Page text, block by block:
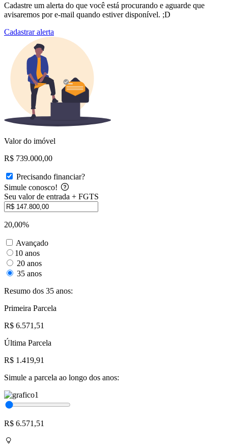
Cadastre um alerta do que você está procurando e aguarde que
avisaremos por e-mail quando estiver disponível. ;D
Cadastrar alerta
Valor do imóvel
R$ 739.000,00
Precisando financiar?
Simule conosco!
Seu valor de entrada + FGTS
20,00%
Avançado
10 anos
20 anos
35 anos
Resumo dos 35 anos:
Primeira Parcela
R$ 6.571,51
Última Parcela
R$ 1.419,91
Simule a parcela ao longo dos anos:
R$ 6.571,51